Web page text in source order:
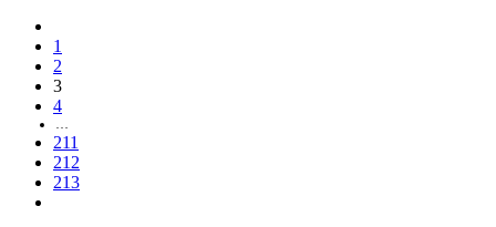
1
2
3
4
…
211
212
213